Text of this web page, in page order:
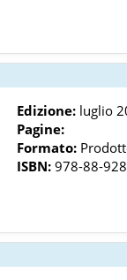
Edizione: luglio
Pagine:
Formato:
ISBN: 978-88-